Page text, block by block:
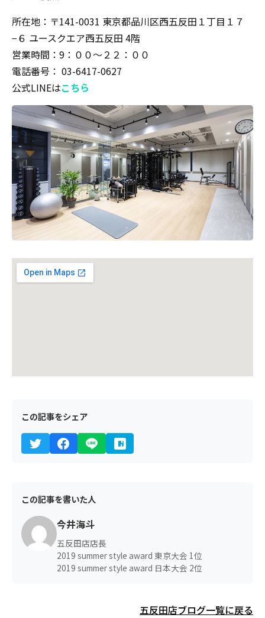
所在地：〒141-0031 東京都品川区西五反田１丁目１７
−６ ユースクエア西五反田 4階
営業時間：9：００〜２２：００
電話番号： 03-6417-0627
公式LINEはこちら
この記事をシェア
この記事を書いた人
今井海斗
五反田店店長
2019 summer style award 東京大会 1位
2019 summer style award 日本大会 2位
五反田店ブログ一覧に戻る